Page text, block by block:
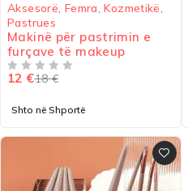
Aksesorë Femra ,Kozmetikë
Pastrues
Makinë për pastrimin e
furçave të makeup
18€
12 €
Shto në Shportë